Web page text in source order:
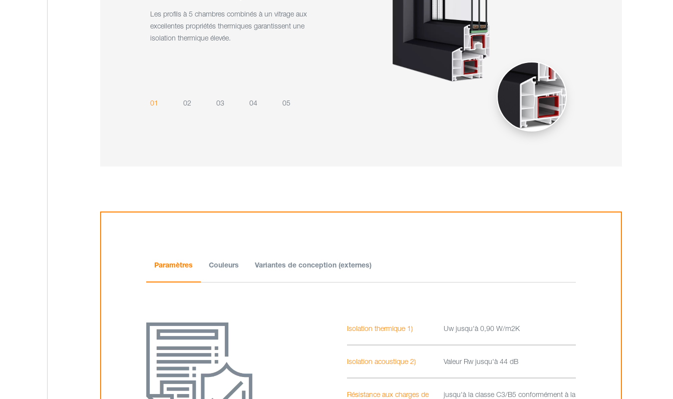
Les profils à 5 chambres combinés à un vitrage aux
excellentes propriétés thermiques garantissent une
isolation thermique élevée.
01 02 03 04 05
Paramètres Couleurs Variantes de conception (externes)
Isolation thermique 1) Uw jusqu'à 0,90 W/m2K
Isolation acoustique 2) Valeur Rw jusqu'à 44 dB
Résistance aux charges de jusqu'à la classe C3/B5 conformément à la